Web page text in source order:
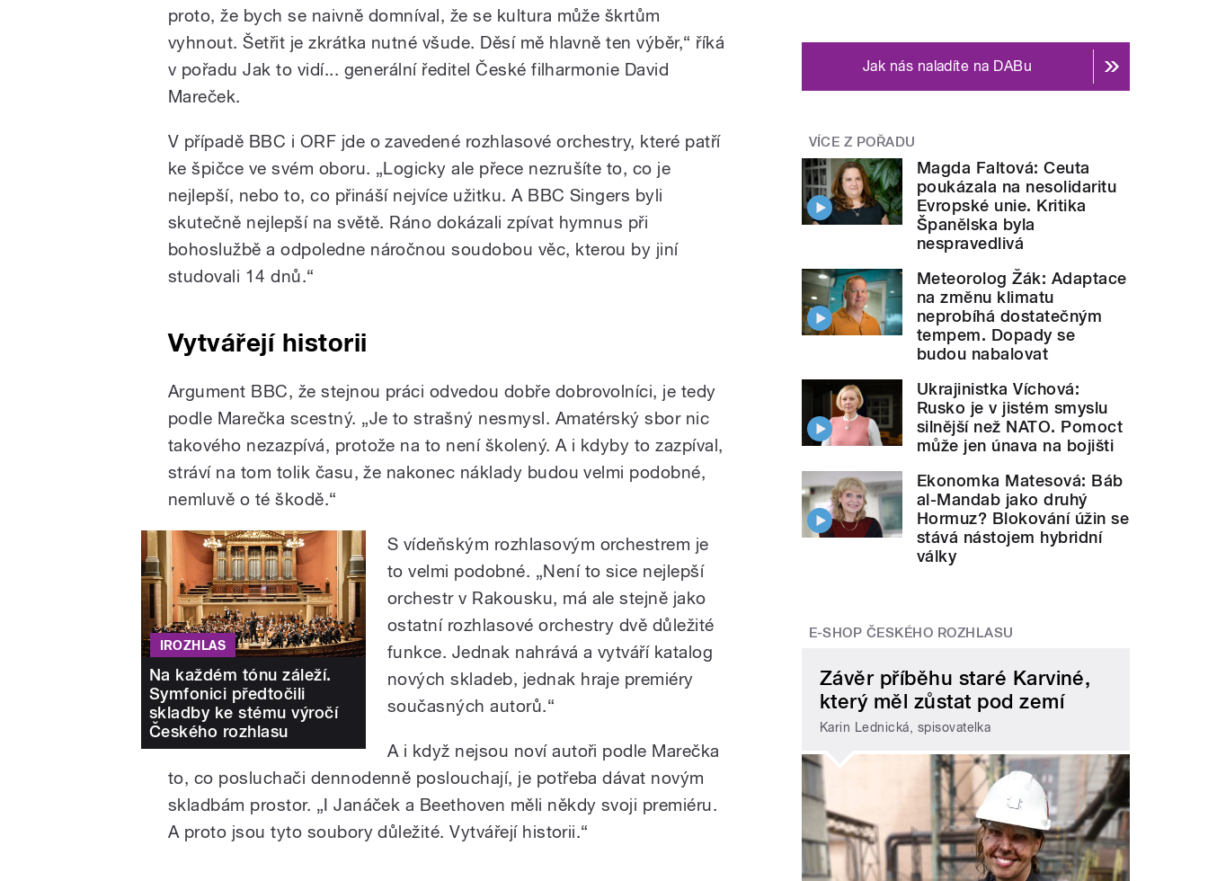
proto, že bych se naivně domníval, že se kultura může škrtům
vyhnout. Šetřit je zkrátka nutné všude. Děsí mě hlavně ten výběr,“ říká
v pořadu Jak to vidí... generální ředitel České filharmonie David
Mareček.
V případě BBC i ORF jde o zavedené rozhlasové orchestry, které patří
ke špičce ve svém oboru. „Logicky ale přece nezrušíte to, co je
nejlepší, nebo to, co přináší nejvíce užitku. A BBC Singers byli
skutečně nejlepší na světě. Ráno dokázali zpívat hymnus při
bohoslužbě a odpoledne náročnou soudobou věc, kterou by jiní
studovali 14 dnů.“
Vytvářejí historii
Argument BBC, že stejnou práci odvedou dobře dobrovolníci, je tedy
podle Marečka scestný. „Je to strašný nesmysl. Amatérský sbor nic
takového nezazpívá, protože na to není školený. A i kdyby to zazpíval,
stráví na tom tolik času, že nakonec náklady budou velmi podobné,
nemluvě o té škodě.“
IROZHLAS
Na každém tónu záleží.
Symfonici předtočili
skladby ke stému výročí
Českého rozhlasu
S vídeňským rozhlasovým orchestrem je
to velmi podobné. „Není to sice nejlepší
orchestr v Rakousku, má ale stejně jako
ostatní rozhlasové orchestry dvě důležité
funkce. Jednak nahrává a vytváří katalog
nových skladeb, jednak hraje premiéry
současných autorů.“
A i když nejsou noví autoři podle Marečka
to, co posluchači dennodenně poslouchají, je potřeba dávat novým
skladbám prostor. „I Janáček a Beethoven měli někdy svoji premiéru.
A proto jsou tyto soubory důležité. Vytvářejí historii.“
Jak nás naladíte na DABu
VÍCE Z POŘADU
Magda Faltová: Ceuta
poukázala na nesolidaritu
Evropské unie. Kritika
Španělska byla
nespravedlivá
Meteorolog Žák: Adaptace
na změnu klimatu
neprobíhá dostatečným
tempem. Dopady se
budou nabalovat
Ukrajinistka Víchová:
Rusko je v jistém smyslu
silnější než NATO. Pomoct
může jen únava na bojišti
Ekonomka Matesová: Báb
al-Mandab jako druhý
Hormuz? Blokování úžin se
stává nástojem hybridní
války
E-SHOP ČESKÉHO ROZHLASU
Závěr příběhu staré Karviné,
který měl zůstat pod zemí
Karin Lednická, spisovatelka